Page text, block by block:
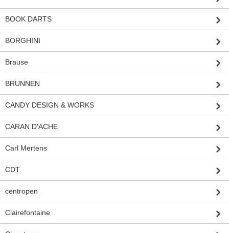
BOOK DARTS
BORGHINI
Brause
BRUNNEN
CANDY DESIGN & WORKS
CARAN D'ACHE
Carl Mertens
CDT
centropen
Clairefontaine